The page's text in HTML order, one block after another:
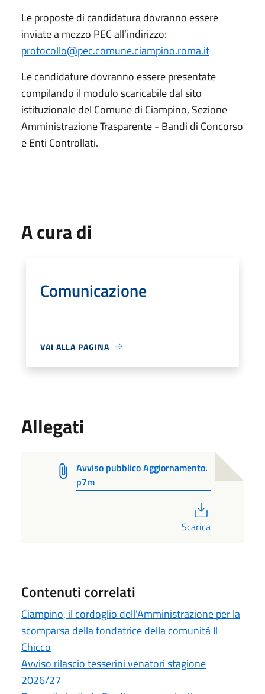
Le proposte di candidatura dovranno essere
inviate a mezzo PEC all’indirizzo:
protocollo@pec.comune.ciampino.roma.it
Le candidature dovranno essere presentate
compilando il modulo scaricabile dal sito
istituzionale del Comune di Ciampino, Sezione
Amministrazione Trasparente - Bandi di Concorso
e Enti Controllati.
A cura di
Comunicazione
VAI ALLA PAGINA
Allegati
Avviso pubblico Aggiornamento.
p7m
Scarica
Contenuti correlati
Ciampino, il cordoglio dell'Amministrazione per la
scomparsa della fondatrice della comunità Il
Chicco
Avviso rilascio tesserini venatori stagione
2026/27